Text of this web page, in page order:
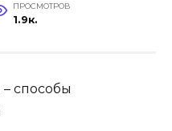
ПРОСМОТРОВ
1.9к.
способы